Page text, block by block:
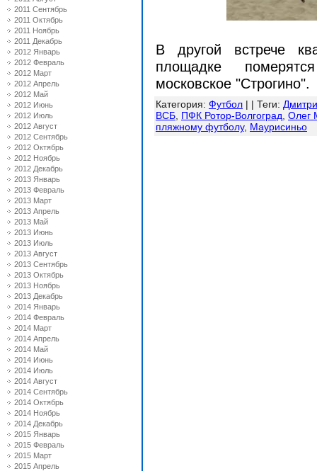
2011 Сентябрь
2011 Октябрь
2011 Ноябрь
2011 Декабрь
2012 Январь
2012 Февраль
2012 Март
2012 Апрель
2012 Май
2012 Июнь
2012 Июль
2012 Август
2012 Сентябрь
2012 Октябрь
2012 Ноябрь
2012 Декабрь
2013 Январь
2013 Февраль
2013 Март
2013 Апрель
2013 Май
2013 Июнь
2013 Июль
2013 Август
2013 Сентябрь
2013 Октябрь
2013 Ноябрь
2013 Декабрь
2014 Январь
2014 Февраль
2014 Март
2014 Апрель
2014 Май
2014 Июнь
2014 Июль
2014 Август
2014 Сентябрь
2014 Октябрь
2014 Ноябрь
2014 Декабрь
2015 Январь
2015 Февраль
2015 Март
2015 Апрель
В другой встрече
площадке
московское "Строгино".
Категория: Футбол | | Теги:
ВСБ ПФК Ротор-Волгоград Олег
пляжному футболу, Маурисиньо